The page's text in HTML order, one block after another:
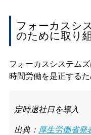
フォーカスシ
のために取り
フォーカスシステム
時間労働を是正する
定時退社日を導入
出典： 厚生労働省発